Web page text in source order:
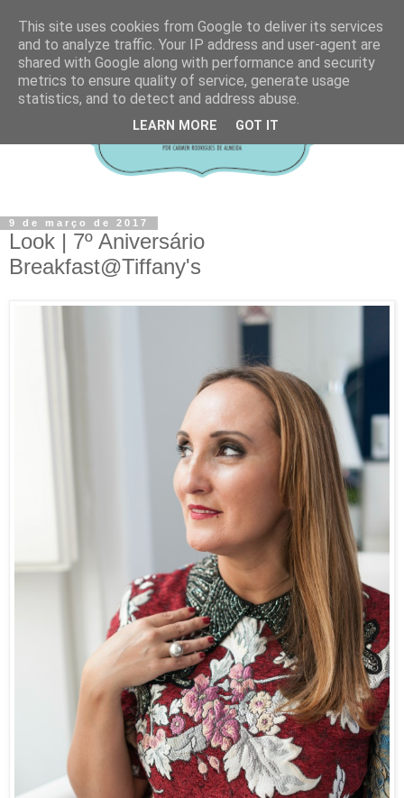
9 de março de 2017
Look | 7º Aniversário
Breakfast@Tiffany's
This site uses cookies from Google to deliver its services
and to analyze traffic. Your IP address and user-agent are
shared with Google along with performance and security
metrics to ensure quality of service, generate usage
statistics, and to detect and address abuse.
LEARN MORE GOT IT